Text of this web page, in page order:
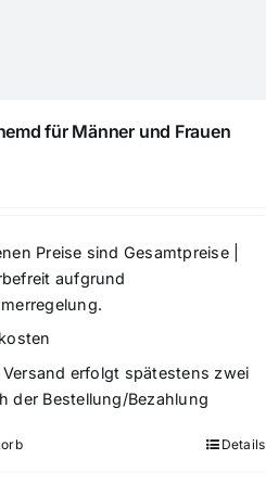
für Männer und Frauen
Preise sind Gesamtpreise |
aufgrund
Versand erfolgt spätestens zwei
der Bestellung/Bezahlung
Details